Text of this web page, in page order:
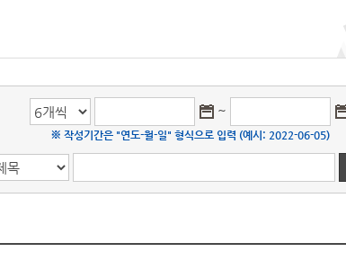
~
※ 작성기간은 "연도-월-일" 형식으로 입력 (예시: 2022-06-05)